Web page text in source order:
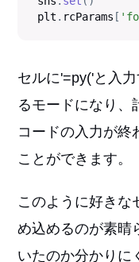
plt . rcParams [
セルに'=py('と入
るモードになり、
コードの入力が終
ことができます。
このように好きな
め込めるのが素晴
いたのか分かりに